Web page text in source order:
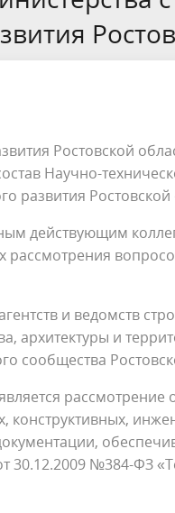
Обращения
после
Ростовской
Научно-
развития Ростовской
действующим
рассмотрения
и ведомств
архитектуры и
сообщества
рассмотрение
конструктивных,
30.12.2009 №384-ФЗ